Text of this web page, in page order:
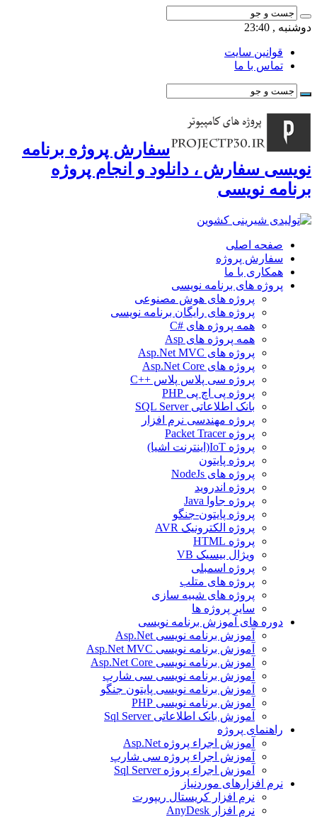
دوشنبه , 23:40
قوانین سایت
تماس با ما
سفارش پروژه برنامه
نویسی سفارش ، دانلود و انجام پروژه
برنامه نویسی
صفحه اصلی
سفارش پروژه
همکاری با ما
پروژه های برنامه نویسی
پروژه های هوش مصنوعی
پروژه های رایگان برنامه نویسی
همه پروژه های #C
همه پروژه های Asp
پروژه های Asp.Net MVC
پروژه های Asp.Net Core
پروژه سی پلاس پلاس ++C
پروژه پی اچ پی PHP
بانک اطلاعاتی SQL Server
پروژه مهندسی نرم افزار
پروژه Packet Tracer
پروژه IoT(اینترنت اشیا)
پروژه پایتون
پروژه های NodeJs
پروژه اندروید
پروژه جاوا Java
پروژه پایتون-جنگو
پروژه الکترونیک AVR
پروژه HTML
ویژال بیسیک VB
پروژه اسمبلی
پروژه های متلب
پروژه های شبیه سازی
سایر پروژه ها
دوره های آموزش برنامه نویسی
آموزش برنامه نویسی Asp.Net
آموزش برنامه نویسی Asp.Net MVC
آموزش برنامه نویسی Asp.Net Core
آموزش برنامه نویسی سی شارپ
آموزش برنامه نویسی پایتون جنگو
آموزش برنامه نویسی PHP
آموزش بانک اطلاعاتی Sql Server
راهنمای پروژه
آموزش اجراء پروژه Asp.Net
آموزش اجراء پروژه سی شارپ
آموزش اجراء پروژه Sql Server
نرم افزارهای موردنیاز
نرم افزار کریستال ریپورت
نرم افزار AnyDesk